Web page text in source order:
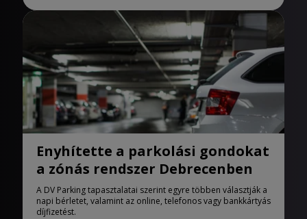
Enyhítette a parkolási gondokat
a zónás rendszer Debrecenben
A DV Parking tapasztalatai szerint egyre többen választják a
napi bérletet, valamint az online, telefonos vagy bankkártyás
díjfizetést.